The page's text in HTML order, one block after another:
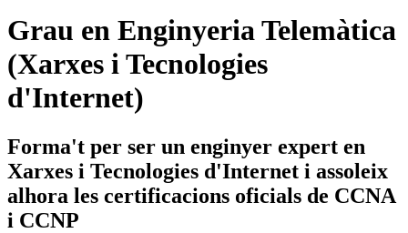
Grau en Enginyeria Telemàtica
(Xarxes i Tecnologies
d'Internet)
Forma't per ser un enginyer expert en
Xarxes i Tecnologies d'Internet i assoleix
alhora les certificacions oficials de CCNA
i CCNP